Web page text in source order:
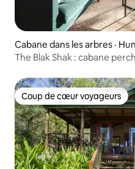
Cabane dans les arbres ·
The Blak Shak : cabane
Coup de cœur voyageurs
Coup de cœur voyageurs